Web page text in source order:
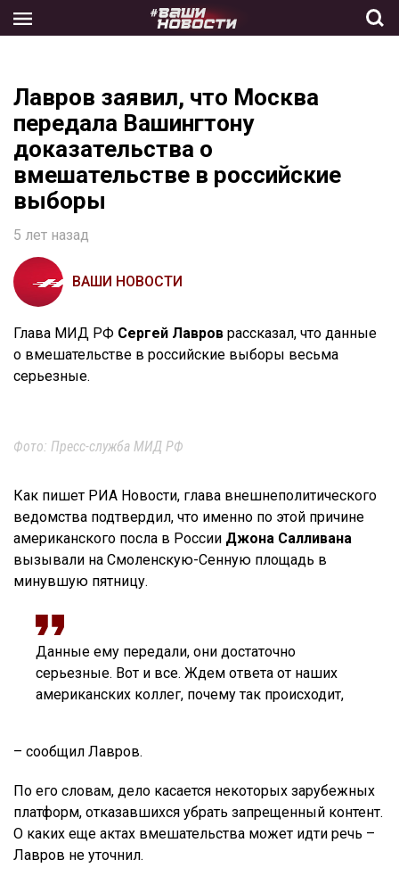
the
Лавров заявил, что Москва
передала Вашингтону
доказательства о
вмешательстве в российские
выборы
5 лет назад
ВАШИ НОВОСТИ
Глава МИД РФ Сергей Лавров рассказал, что данные
о вмешательстве в российские выборы весьма
серьезные.
Фото: Пресс-служба МИД РФ
Как пишет РИА Новости, глава внешнеполитического
ведомства подтвердил, что именно по этой причине
американского посла в России Джона Салливана
вызывали на Смоленскую-Сенную площадь в
минувшую пятницу.
Данные ему передали, они достаточно
серьезные. Вот и все. Ждем ответа от наших
американских коллег, почему так происходит,
– сообщил Лавров.
По его словам, дело касается некоторых зарубежных
платформ, отказавшихся убрать запрещенный контент.
О каких еще актах вмешательства может идти речь –
Лавров не уточнил.